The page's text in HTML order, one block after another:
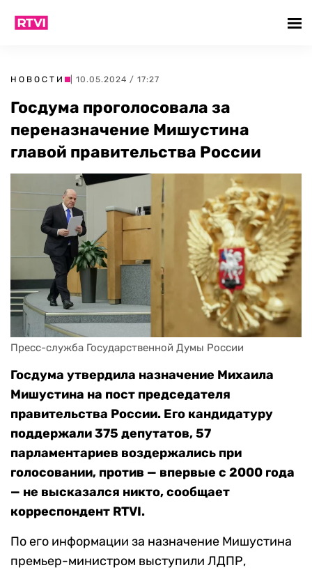
НОВОСТИ | 10.05.2024 / 17:27
Госдума проголосовала за
переназначение Мишустина
главой правительства России
Пресс-служба Государственной Думы России
Госдума утвердила назначение Михаила
Мишустина на пост председателя
правительства России. Его кандидатуру
поддержали 375 депутатов, 57
парламентариев воздержались при
голосовании, против — впервые с 2000 года
— не высказался никто, сообщает
корреспондент RTVI.
По его информации за назначение Мишустина
премьер-министром выступили ЛДПР,